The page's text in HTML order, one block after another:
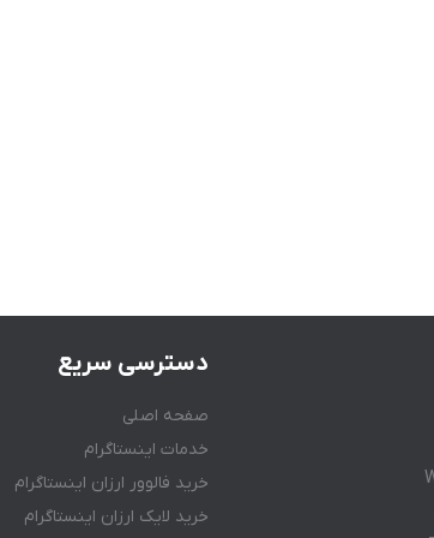
دسترسی سریع
صفحه اصلی
خدمات اینستاگرام
خرید فالوور ارزان اینستاگرام
خرید لایک ارزان اینستاگرام